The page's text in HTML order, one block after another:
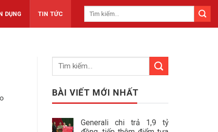
DỤNG TIN TỨC
BÀI VIẾT MỚI NHẤT
Generali chi trả 1,9 tỷ